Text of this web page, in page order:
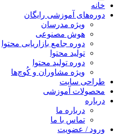
خانه
دوره‌های آموزشی رایگان
ویژه مدرسان
هوش مصنوعی
دوره جامع بازاریابی محتوا
تولید محتوا
دوره تولید محتوا
ویژه مشاوران و کُوچ‌ها
طراحی سایت
محصولات آموزشی
درباره
درباره ما
تماس با ما
ورود / عضویت